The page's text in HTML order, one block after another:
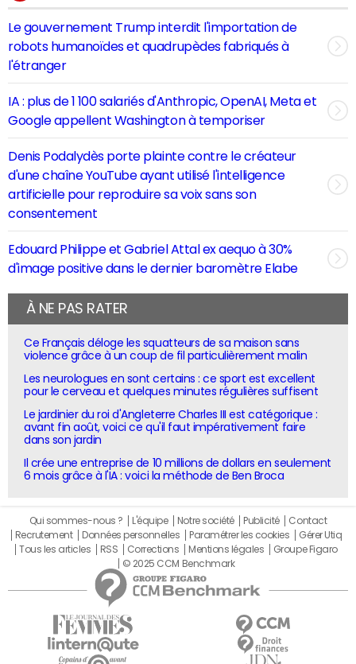
Le gouvernement Trump interdit l'importation de
robots humanoïdes et quadrupèdes fabriqués à
l'étranger
IA : plus de 1 100 salariés d'Anthropic, OpenAI, Meta et
Google appellent Washington à temporiser
Denis Podalydès porte plainte contre le créateur
d'une chaîne YouTube ayant utilisé l'intelligence
artificielle pour reproduire sa voix sans son
consentement
Edouard Philippe et Gabriel Attal ex aequo à 30%
d'image positive dans le dernier baromètre Elabe
À NE PAS RATER
Ce Français déloge les squatteurs de sa maison sans
violence grâce à un coup de fil particulièrement malin
Les neurologues en sont certains : ce sport est excellent
pour le cerveau et quelques minutes régulières suffisent
Le jardinier du roi d'Angleterre Charles III est catégorique :
avant fin août, voici ce qu'il faut impérativement faire
dans son jardin
Il crée une entreprise de 10 millions de dollars en seulement
6 mois grâce à l'IA : voici la méthode de Ben Broca
Qui sommes-nous ? L'équipe Notre société Publicité
Contact
Recrutement
Données personnelles Paramétrer les cookies
Gérer Utiq
Tous les articles
RSS Corrections Mentions légales
Groupe Figaro
© 2025 CCM Benchmark